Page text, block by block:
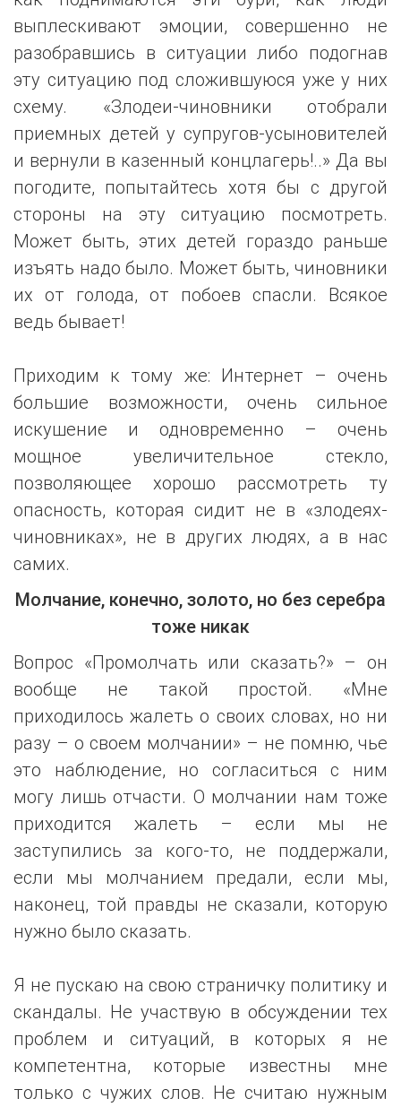
выплескивают эмоции, совершенно не
разобравшись в ситуации либо подогнав
эту ситуацию под сложившуюся уже у них
схему. «Злодеи-чиновники отобрали
приемных детей у супругов-усыновителей
и вернули в казенный концлагерь!..» Да вы
погодите, попытайтесь хотя бы с другой
стороны на эту ситуацию посмотреть.
Может быть, этих детей гораздо раньше
изъять надо было. Может быть, чиновники
их от голода, от побоев спасли. Всякое
ведь бывает!
Приходим к тому же: Интернет – очень
большие возможности, очень сильное
искушение и одновременно – очень
мощное увеличительное стекло,
позволяющее хорошо рассмотреть ту
опасность, которая сидит не в «злодеях-
чиновниках», не в других людях, а в нас
самих.
Молчание, конечно, золото, но без серебра
тоже никак
Вопрос «Промолчать или сказать?» – он
вообще не такой простой. «Мне
приходилось жалеть о своих словах, но ни
разу – о своем молчании» – не помню, чье
это наблюдение, но согласиться с ним
могу лишь отчасти. О молчании нам тоже
приходится жалеть – если мы не
заступились за кого-то, не поддержали,
если мы молчанием предали, если мы,
наконец, той правды не сказали, которую
нужно было сказать.
Я не пускаю на свою страничку политику и
скандалы. Не участвую в обсуждении тех
проблем и ситуаций, в которых я не
компетентна, которые известны мне
только с чужих слов. Не считаю нужным